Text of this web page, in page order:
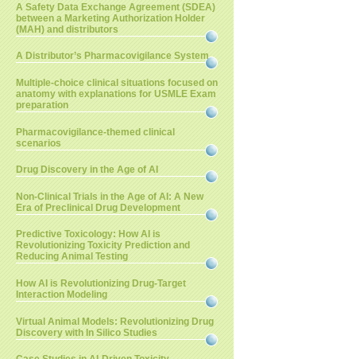
A Safety Data Exchange Agreement (SDEA)
between a Marketing Authorization Holder
(MAH) and distributors
A Distributor’s Pharmacovigilance System
Multiple-choice clinical situations focused on
anatomy with explanations for USMLE Exam
preparation
Pharmacovigilance-themed clinical
scenarios
Drug Discovery in the Age of AI
Non-Clinical Trials in the Age of AI: A New
Era of Preclinical Drug Development
Predictive Toxicology: How AI is
Revolutionizing Toxicity Prediction and
Reducing Animal Testing
How AI is Revolutionizing Drug-Target
Interaction Modeling
Virtual Animal Models: Revolutionizing Drug
Discovery with In Silico Studies